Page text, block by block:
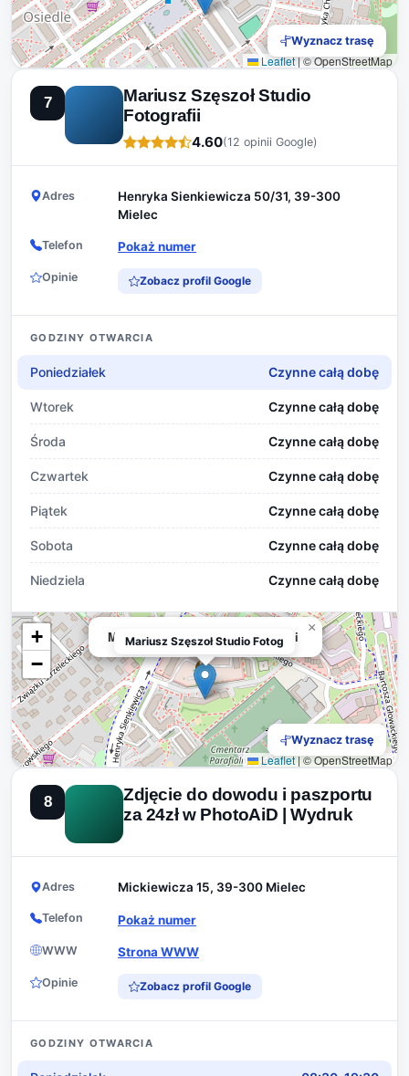
Leaflet|© OpenStreetMap
Wyznacz trasę
7
Mariusz Szęszoł Studio
Fotografii
4.60(12 opinii Google)
Adres
Henryka Sienkiewicza 50/31, 39-300
Mielec
Telefon Pokaż numer
Opinie Zobacz profil Google
GODZINY OTWARCIA
Poniedziałek Czynne całą dobę
Wtorek Czynne całą dobę
Środa Czynne całą dobę
Czwartek Czynne całą dobę
Piątek Czynne całą dobę
Sobota Czynne całą dobę
Niedziela Czynne całą dobę
Mariusz Szęszoł Studio Fotografii
×
+
−
Leaflet|© OpenStreetMap
Mariusz Szęszoł Studio Fotog
Wyznacz trasę
8
Zdjęcie do dowodu i paszportu
za 24zł w PhotoAiD | Wydruk
Adres Mickiewicza 15, 39-300 Mielec
Telefon Pokaż numer
WWW Strona WWW
Opinie Zobacz profil Google
GODZINY OTWARCIA